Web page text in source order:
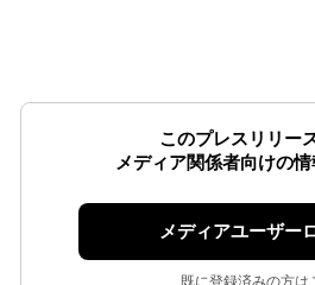
このプレスリリー
メディア関係者向けの
メディアユーザー
既に登録済みの方は